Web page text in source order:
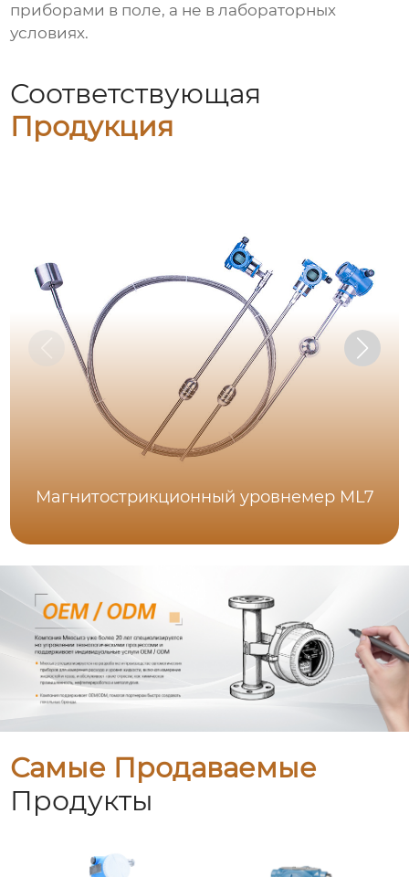
приборами в поле, а не в лабораторных
условиях.
Соответствующая
Продукция
Магнитострикционный уровнемер ML7
Самые Продаваемые
Продукты